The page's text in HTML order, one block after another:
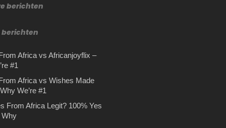
berichten
berichten
Africa vs Africanjoyflix –
#1
Africa vs Wishes Made
We’re #1
From Africa Legit? 100% Yes
Why